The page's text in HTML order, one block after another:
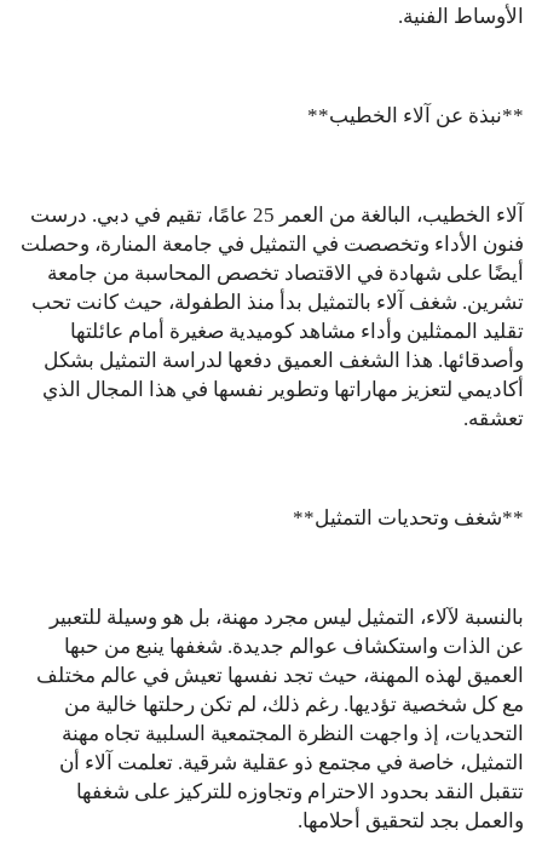
الأوساط الفنية.
**نبذة عن آلاء الخطيب**
آلاء الخطيب، البالغة من العمر 25 عامًا، تقيم في دبي. درست
فنون الأداء وتخصصت في التمثيل في جامعة المنارة، وحصلت
أيضًا على شهادة في الاقتصاد تخصص المحاسبة من جامعة
تشرين. شغف آلاء بالتمثيل بدأ منذ الطفولة، حيث كانت تحب
تقليد الممثلين وأداء مشاهد كوميدية صغيرة أمام عائلتها
وأصدقائها. هذا الشغف العميق دفعها لدراسة التمثيل بشكل
أكاديمي لتعزيز مهاراتها وتطوير نفسها في هذا المجال الذي
تعشقه.
**شغف وتحديات التمثيل**
بالنسبة لآلاء، التمثيل ليس مجرد مهنة، بل هو وسيلة للتعبير
عن الذات واستكشاف عوالم جديدة. شغفها ينبع من حبها
العميق لهذه المهنة، حيث تجد نفسها تعيش في عالم مختلف
مع كل شخصية تؤديها. رغم ذلك، لم تكن رحلتها خالية من
التحديات، إذ واجهت النظرة المجتمعية السلبية تجاه مهنة
التمثيل، خاصة في مجتمع ذو عقلية شرقية. تعلمت آلاء أن
تتقبل النقد بحدود الاحترام وتجاوزه للتركيز على شغفها
والعمل بجد لتحقيق أحلامها.